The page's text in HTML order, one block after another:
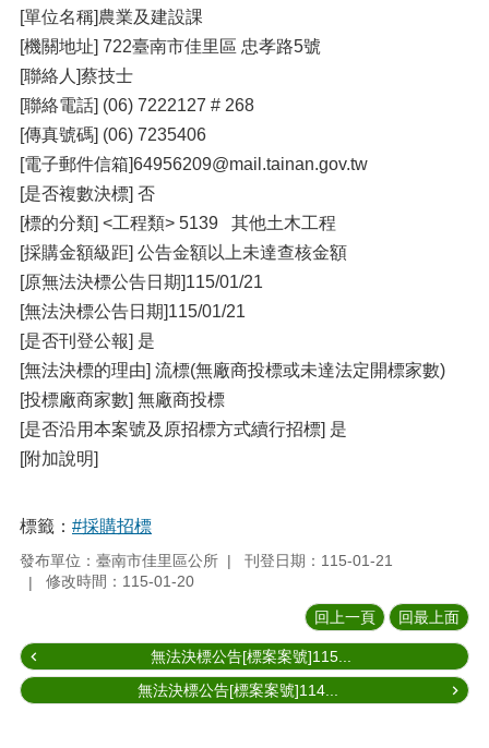
[單位名稱]農業及建設課
[機關地址] 722臺南市佳里區 忠孝路5號
[聯絡人]蔡技士
[聯絡電話] (06) 7222127 # 268
[傳真號碼] (06) 7235406
[電子郵件信箱]64956209@mail.tainan.gov.tw
[是否複數決標] 否
[標的分類] <工程類> 5139 其他土木工程
[採購金額級距] 公告金額以上未達查核金額
[原無法決標公告日期]115/01/21
[無法決標公告日期]115/01/21
[是否刊登公報] 是
[無法決標的理由] 流標(無廠商投標或未達法定開標家數)
[投標廠商家數] 無廠商投標
[是否沿用本案號及原招標方式續行招標] 是
[附加說明]
標籤： #採購招標
發布單位：臺南市佳里區公所
刊登日期：115-01-21
修改時間：115-01-20
回上一頁 回最上面
無法決標公告[標案案號]115...
無法決標公告[標案案號]114...